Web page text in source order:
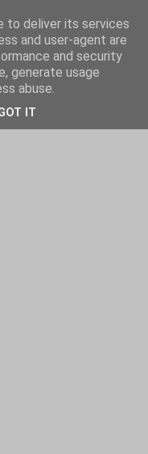
to deliver its services
and user-agent are
and security
generate usage
abuse.
IT